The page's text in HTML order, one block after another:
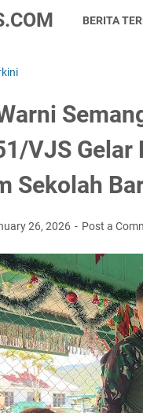
BERITA
VJS Gelar
Sekolah
26, 2026 Post a